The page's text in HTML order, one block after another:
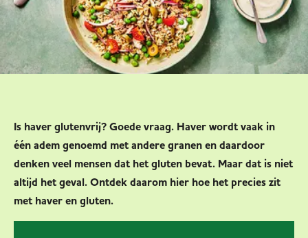
Is haver glutenvrij? Goede vraag. Haver wordt vaak in
één adem genoemd met andere granen en daardoor
denken veel mensen dat het gluten bevat. Maar dat is niet
altijd het geval. Ontdek daarom hier hoe het precies zit
met haver en gluten.